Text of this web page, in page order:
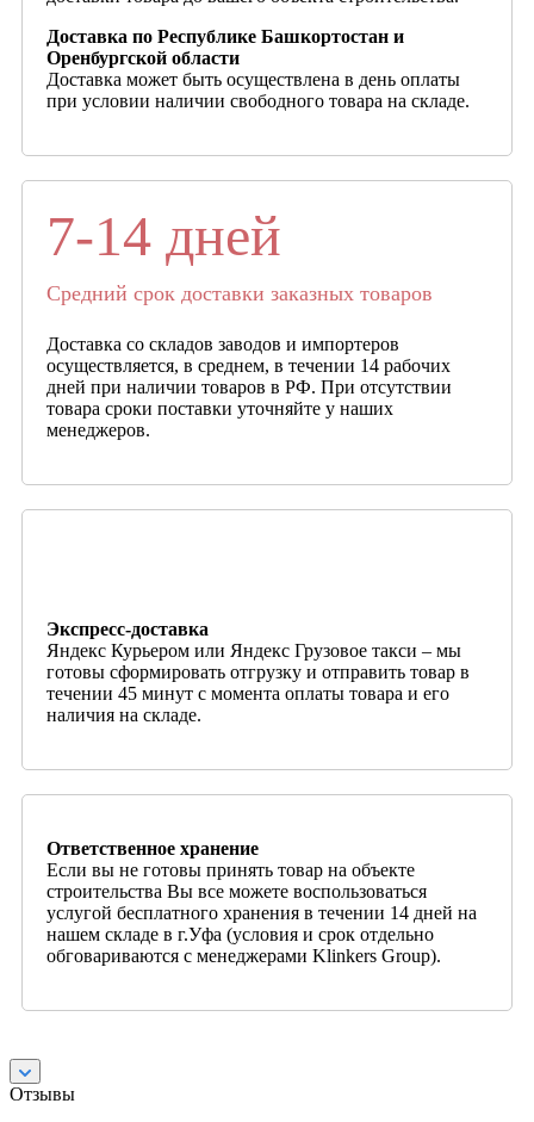
Доставка по Республике Башкортостан и
Оренбургской области
Доставка может быть осуществлена в день оплаты
при условии наличии свободного товара на складе.
7-14 дней
Средний срок доставки заказных товаров
Доставка со складов заводов и импортеров
осуществляется, в среднем, в течении 14 рабочих
дней при наличии товаров в РФ. При отсутствии
товара сроки поставки уточняйте у наших
менеджеров.
Экспресс-доставка
Яндекс Курьером или Яндекс Грузовое такси – мы
готовы сформировать отгрузку и отправить товар в
течении 45 минут с момента оплаты товара и его
наличия на складе.
Ответственное хранение
Если вы не готовы принять товар на объекте
строительства Вы все можете воспользоваться
услугой бесплатного хранения в течении 14 дней на
нашем складе в г.Уфа (условия и срок отдельно
обговариваются с менеджерами Klinkers Group).
Отзывы